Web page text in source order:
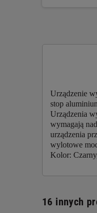
Urządzenie
stop
Urządzenia
wymagają
urządzenia
wylotowe
Kolor:
16 innych